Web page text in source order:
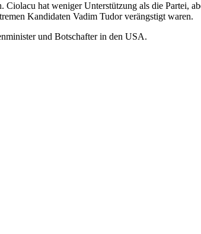
hat weniger Unterstützung als die Partei,
Kandidaten Vadim Tudor verängstigt waren.
und Botschafter in den USA.